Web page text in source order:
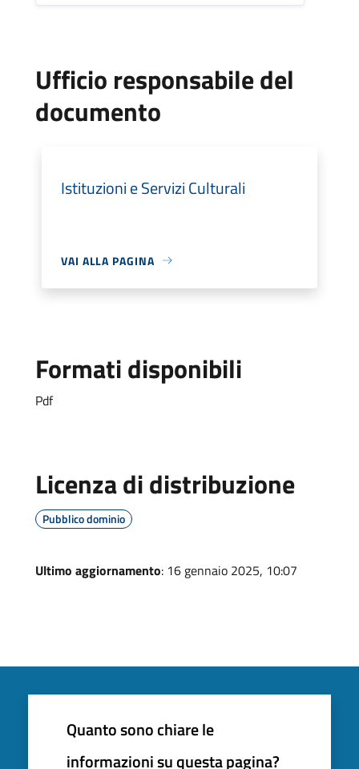
Ufficio responsabile del
documento
Istituzioni e Servizi Culturali
VAI ALLA PAGINA
Formati disponibili
Pdf
Licenza di distribuzione
Pubblico dominio
Ultimo aggiornamento: 16 gennaio 2025, 10:07
Quanto sono chiare le
informazioni su questa pagina?